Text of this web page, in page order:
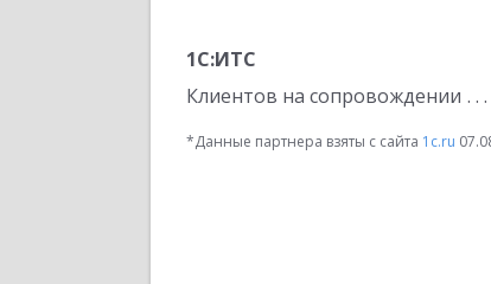
1С:ИТС
Клиентов на сопровождении
*Данные партнера взяты с сайта 1c.ru